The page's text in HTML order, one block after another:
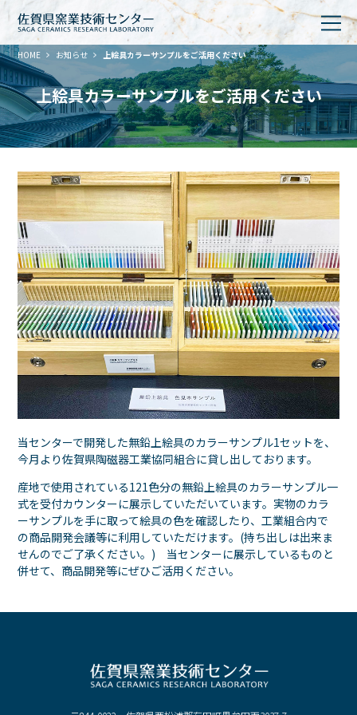
HOME お知らせ 上絵具カラーサンプルをご活用ください
上絵具カラーサンプルをご活用ください
当センターで開発した無鉛上絵具のカラーサンプル1セットを、
今月より佐賀県陶磁器工業協同組合に貸し出しております。
産地で使用されている121色分の無鉛上絵具のカラーサンプル一
式を受付カウンターに展示していただいています。実物のカラ
ーサンプルを手に取って絵具の色を確認したり、工業組合内で
の商品開発会議等に利用していただけます。(持ち出しは出来ま
せんのでご了承ください。) 当センターに展示しているものと
併せて、商品開発等にぜひご活用ください。